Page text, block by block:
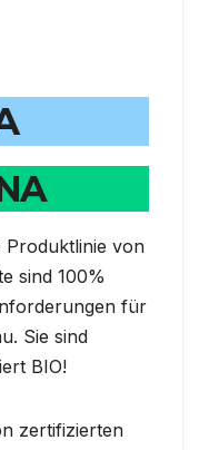
Produktlinie von
sind 100%
für
Sie sind
BIO!
zertifizierten